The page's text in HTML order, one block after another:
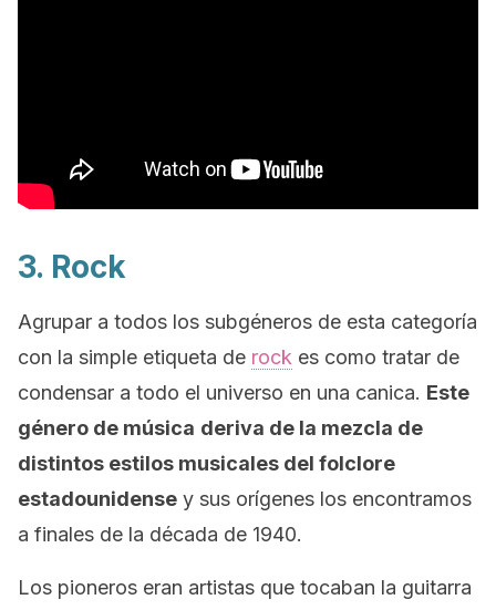
3. Rock
Agrupar a todos los subgéneros de esta categoría
con la simple etiqueta de rock es como tratar de
condensar a todo el universo en una canica. Este
género de música deriva de la mezcla de
distintos estilos musicales del folclore
estadounidense y sus orígenes los encontramos
a finales de la década de 1940.
Los pioneros eran artistas que tocaban la guitarra